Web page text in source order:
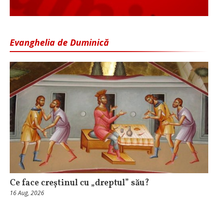
Evanghelia de Duminică
Ce face creștinul cu „dreptul” său?
16 Aug, 2026